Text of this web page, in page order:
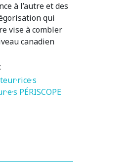
à l’autre et des
qui
vise à combler
canadien
PÉRISCOPE